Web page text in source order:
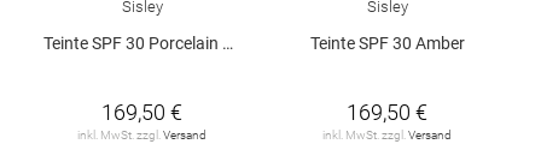
Sisley
Teinte SPF 30 Porcelain 40 ml
169,50 €
inkl. MwSt. zzgl. Versand
Sisley
Teinte SPF 30 Amber
169,50 €
inkl. MwSt. zzgl. Versand